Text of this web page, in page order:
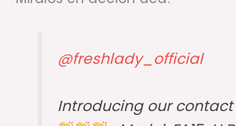
@freshlady_official
Introducing our contact